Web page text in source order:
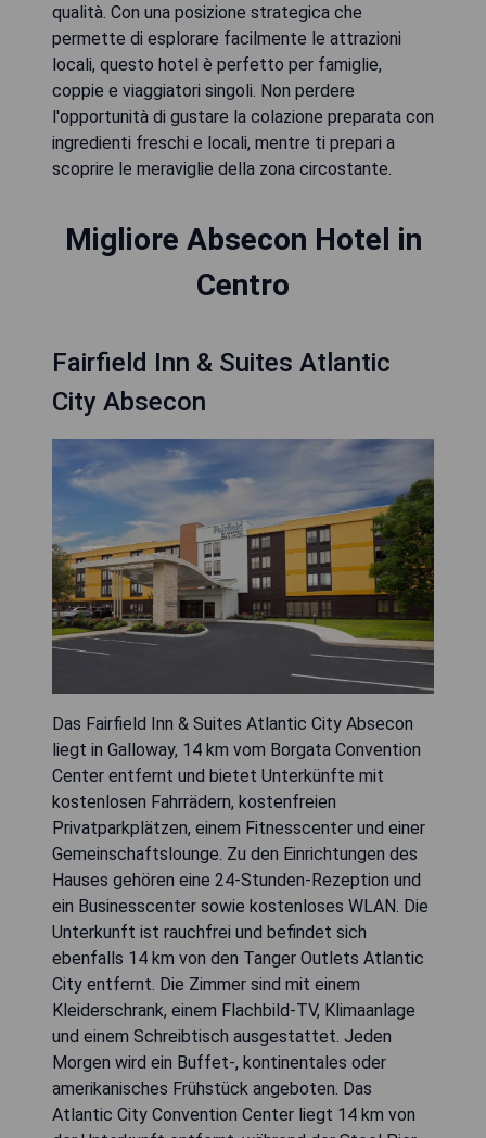
qualità. Con una posizione strategica che
permette di esplorare facilmente le attrazioni
locali, questo hotel è perfetto per famiglie,
coppie e viaggiatori singoli. Non perdere
l'opportunità di gustare la colazione preparata con
ingredienti freschi e locali, mentre ti prepari a
scoprire le meraviglie della zona circostante.
Migliore Absecon Hotel in
Centro
Fairfield Inn & Suites Atlantic
City Absecon
Das Fairfield Inn & Suites Atlantic City Absecon
liegt in Galloway, 14 km vom Borgata Convention
Center entfernt und bietet Unterkünfte mit
kostenlosen Fahrrädern, kostenfreien
Privatparkplätzen, einem Fitnesscenter und einer
Gemeinschaftslounge. Zu den Einrichtungen des
Hauses gehören eine 24-Stunden-Rezeption und
ein Businesscenter sowie kostenloses WLAN. Die
Unterkunft ist rauchfrei und befindet sich
ebenfalls 14 km von den Tanger Outlets Atlantic
City entfernt. Die Zimmer sind mit einem
Kleiderschrank, einem Flachbild-TV, Klimaanlage
und einem Schreibtisch ausgestattet. Jeden
Morgen wird ein Buffet-, kontinentales oder
amerikanisches Frühstück angeboten. Das
Atlantic City Convention Center liegt 14 km von